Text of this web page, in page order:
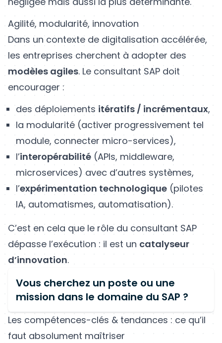
Agilité, modularité, innovation
Dans un contexte de digitalisation accélérée,
les entreprises cherchent à adopter des
modèles agiles. Le consultant SAP doit
encourager :
des déploiements itératifs / incrémentaux,
la modularité (activer progressivement tel
module, connecter micro-services),
l’interopérabilité (APIs, middleware,
microservices) avec d’autres systèmes,
l’expérimentation technologique (pilotes
IA, automatismes, automatisation).
C’est en cela que le rôle du consultant SAP
dépasse l’exécution : il est un catalyseur
d’innovation.
Vous cherchez un poste ou une
mission dans le domaine du SAP ?
Les compétences-clés & tendances : ce qu’il
faut absolument maîtriser